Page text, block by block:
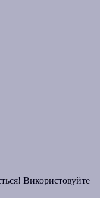
Використовуйте